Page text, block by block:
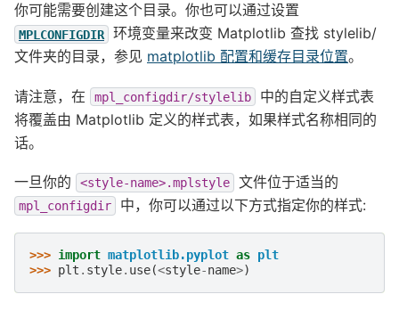
你可能需要创建这个目录。你也可以通过设置
MPLCONFIGDIR
环境变量来改变 Matplotlib 查找 stylelib/
文件夹的目录，参见 matplotlib 配置和缓存目录位置。
请注意，在 mpl_configdir/stylelib
中的自定义样式表
将覆盖由 Matplotlib 定义的样式表，如果样式名称相同的
话。
一旦你的 <style-name>.mplstyle 文件位于适当的
mpl_configdir 中，你可以通过以下方式指定你的样式:
>>> import matplotlib.pyplot as plt
>>> plt . style. use(<style-name>)